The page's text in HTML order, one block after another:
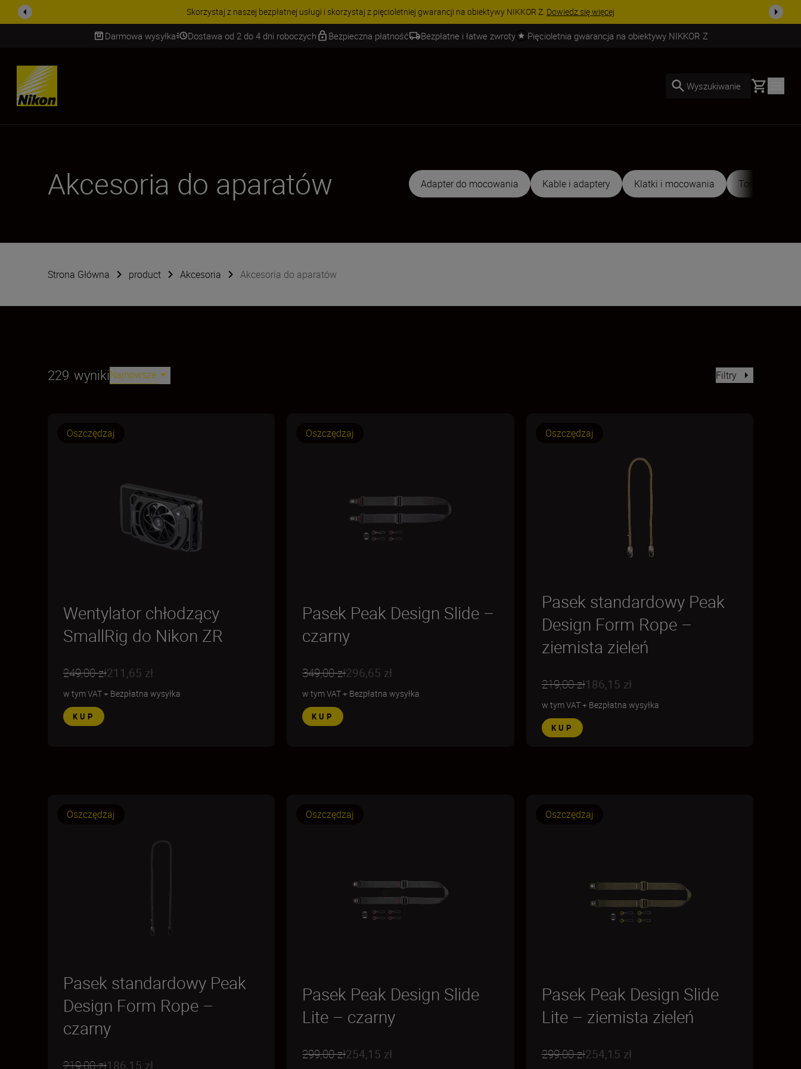
PROMOCJA NA AKCESORIA | Oszczędź 15% na wybranych akcesoriach i skompletuj swój zestaw już dzisiaj!KUP TERAZ
Darmowa wysyłka Dostawa od 2 do 4 dni roboczych Bezpieczna płatność Bezpłatne i łatwe zwroty Pięcioletnia gwarancja na obiektywy NIKKOR Z
SKIP
Wyszukiwanie Basket
Akcesoria do aparatów Adapter do mocowania Kable i adaptery Klatki i mocowania Torby i futerały
Strona Główna product Akcesoria Akcesoria do aparatów
229 wynikiNajnowsze Filtry
Oszczędzaj
Wentylator chłodzący
SmallRig do Nikon ZR
249,00 zł211,65 zł
w tym VAT+ Bezpłatna wysyłka
KUP
Oszczędzaj
Pasek Peak Design Slide –
czarny
349,00 zł296,65 zł
w tym VAT+ Bezpłatna wysyłka
KUP
Oszczędzaj
Pasek standardowy Peak
Design Form Rope –
ziemista zieleń
219,00 zł186,15 zł
w tym VAT+ Bezpłatna wysyłka
KUP
Oszczędzaj
Pasek standardowy Peak
Design Form Rope –
czarny
219,00 zł186,15 zł
Oszczędzaj
Pasek Peak Design Slide
Lite – czarny
299,00 zł254,15 zł
Oszczędzaj
Pasek Peak Design Slide
Lite – ziemista zieleń
299,00 zł254,15 zł